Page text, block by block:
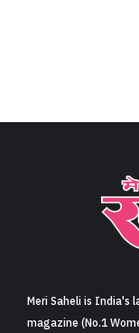
Meri Saheli is India's
magazine (No.1